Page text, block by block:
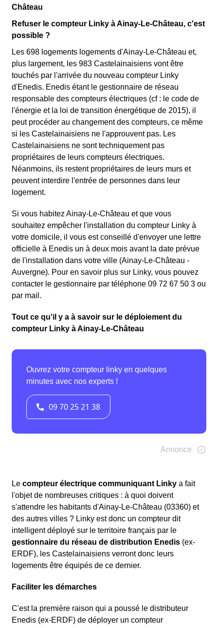
Château
Refuser le compteur Linky à Ainay-Le-Château, c'est
possible ?
Les 698 logements logements d'Ainay-Le-Château et,
plus largement, les 983 Castelainaisiens vont être
touchés par l'arrivée du nouveau compteur Linky
d'Enedis. Enedis étant le gestionnaire de réseau
responsable des compteurs électriques (cf : le code de
l'énergie et la loi de transition énergétique de 2015), il
peut procéder au changement des compteurs, ce même
si les Castelainaisiens ne l'approuvent pas. Les
Castelainaisiens ne sont techniquement pas
propriétaires de leurs compteurs électriques.
Néanmoins, ils restent propriétaires de leurs murs et
peuvent interdire l'entrée de personnes dans leur
logement.
Si vous habitez Ainay-Le-Château et que vous
souhaitez empêcher l'installation du compteur Linky à
votre domicile, il vous est conseillé d'envoyer une lettre
officielle à Enedis un à deux mois avant la date prévue
de l'installation dans votre ville (Ainay-Le-Château -
Auvergne). Pour en savoir plus sur Linky, vous pouvez
contacter le gestionnaire par téléphone 09 72 67 50 3 ou
par mail.
Tout ce qu'il y a à savoir sur le déploiement du
compteur Linky à Ainay-Le-Château
Le compteur électrique communiquant Linky a fait
l'objet de nombreuses critiques : à quoi doivent
s'attendre les habitants d'Ainay-Le-Château (03360) et
des autres villes ? Linky est donc un compteur dit
intelligent déployé sur le territoire français par le
gestionnaire du réseau de distribution Enedis (ex-
ERDF), les Castelainaisiens verront donc leurs
logements être équipés de ce dernier.
Faciliter les démarches
C'est la première raison qui a poussé le distributeur
Enedis (ex-ERDF) de déployer un compteur